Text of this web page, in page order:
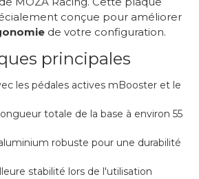
conçue pour améliorer
de votre configuration.
principales
les pédales actives mBooster et le
totale de la base à environ 55
robuste pour une durabilité
stabilité lors de l'utilisation